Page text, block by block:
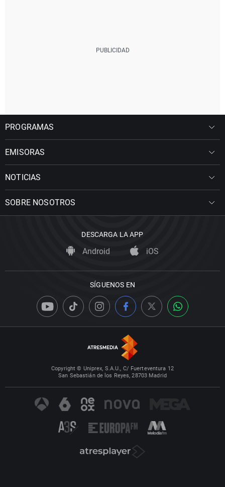
PROGRAMAS
EMISORAS
NOTICIAS
SOBRE NOSOTROS
DESCARGA LA APP
Android iOS
SÍGUENOS EN
Copyright © Uniprex, S.A.U., C/ Fuerteventura 12
San Sebastián de los Reyes, 28703 Madrid